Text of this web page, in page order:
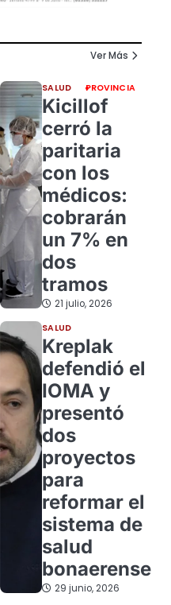
Ver Más
SALUD PROVINCIA
Kicillof
cerró la
paritaria
con los
médicos:
cobrarán
un 7% en
dos
tramos
21 julio, 2026
SALUD
Kreplak
defendió el
IOMA y
presentó
dos
proyectos
para
reformar el
sistema de
salud
bonaerense
29 junio, 2026